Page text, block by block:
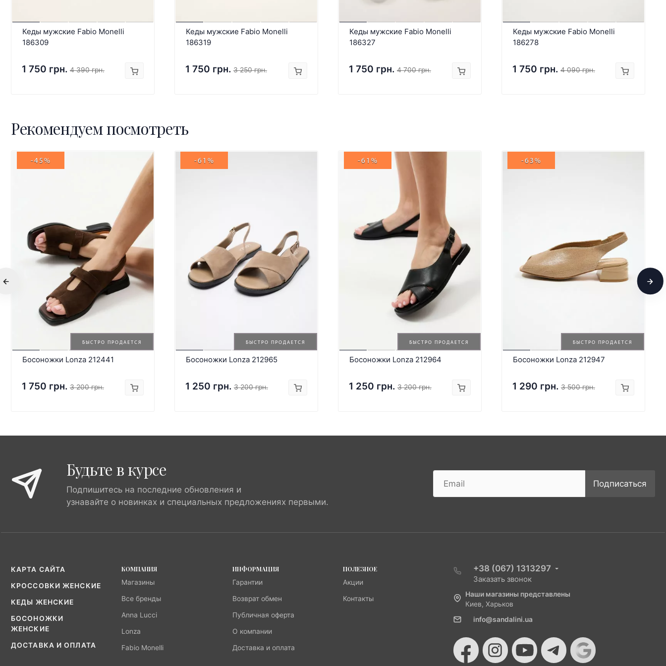
Кеды мужские Fabio Monelli
186309
1 750 грн. 4 390 грн.
Кеды мужские Fabio Monelli
186319
1 750 грн. 3 250 грн.
Кеды мужские Fabio Monelli
186327
1 750 грн. 4 700 грн.
Кеды мужские Fabio Monelli
186278
1 750 грн. 4 090 грн.
Рекомендуем посмотреть
БЫСТРО ПРОДАЕТСЯ
-45%
Босоножки Lonza 212441
1 750 грн. 3 200 грн.
БЫСТРО ПРОДАЕТСЯ
-61%
Босоножки Lonza 212965
1 250 грн. 3 200 грн.
БЫСТРО ПРОДАЕТСЯ
-61%
Босоножки Lonza 212964
1 250 грн. 3 200 грн.
БЫСТРО ПРОДАЕТСЯ
-63%
Босоножки Lonza 212947
1 290 грн. 3 500 грн.
Будьте в курсе
Подпишитесь на последние обновления и
узнавайте о новинках и специальных предложениях первыми.
Подписаться
КАРТА САЙТА
КРОССОВКИ ЖЕНСКИЕ
КЕДЫ ЖЕНСКИЕ
БОСОНОЖКИ
ЖЕНСКИЕ
ДОСТАВКА И ОПЛАТА
КОМПАНИЯ
Магазины
Все бренды
Anna Lucci
Lonza
Fabio Monelli
ИНФОРМАЦИЯ
Гарантии
Возврат обмен
Публичная оферта
О компании
Доставка и оплата
ПОЛЕЗНОЕ
Акции
Контакты
+38 (067) 1313297
Заказать звонок
Наши магазины представлены
Киев, Харьков
info@sandalini.ua